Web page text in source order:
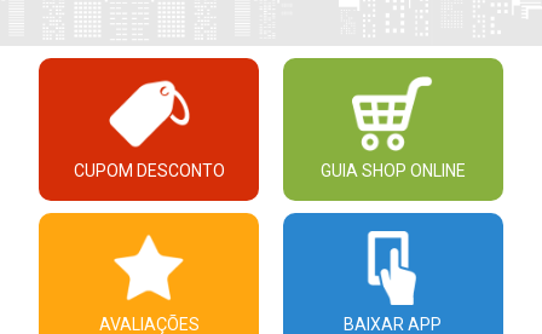
CUPOM DESCONTO GUIA SHOP ONLINE
AVALIAÇÕES BAIXAR APP